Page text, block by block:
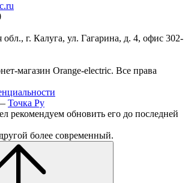
г. Калуга, ул. Гагарина, д. 4, офис 302-
магазин Orange-electric. Все права
Точка Ру
рекомендуем обновить его до последней
более современный.